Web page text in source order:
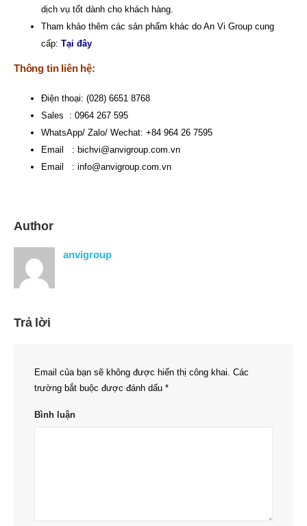
dịch vụ tốt dành cho khách hàng.
Tham khảo thêm các sản phẩm khác do An Vi Group cung
cấp: Tại đây
Thông tin liên hệ:
Điện thoại: (028) 6651 8768
Sales : 0964 267 595
WhatsApp/ Zalo/ Wechat: +84 964 26 7595
Email : bichvi@anvigroup.com.vn
Email : info@anvigroup.com.vn
Author
anvigroup
Trả lời
Email của bạn sẽ không được hiển thị công khai. Các
trường bắt buộc được đánh dấu *
Bình luận